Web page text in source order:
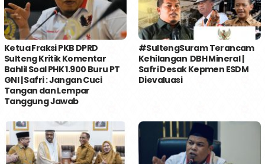
Ketua Fraksi PKB DPRD
Sulteng Kritik Komentar
Bahlil Soal PHK 1.900 Buru PT
GNI | Safri : Jangan Cuci
Tangan dan Lempar
Tanggung Jawab
#SultengSuram Terancam
Kehilangan DBH Mineral |
Safri Desak Kepmen ESDM
Dievaluasi